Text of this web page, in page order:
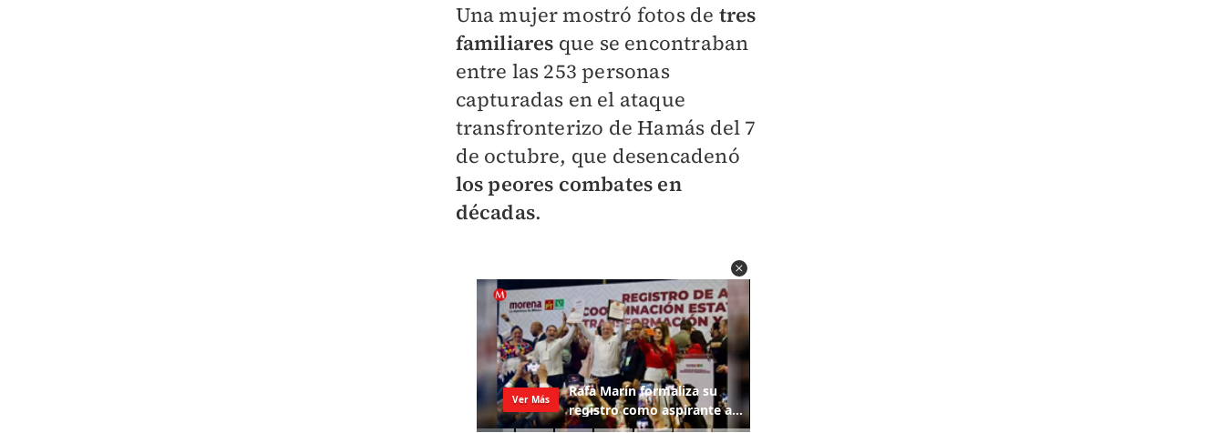
Una mujer mostró fotos de tres
familiares que se encontraban
entre las 253 personas
capturadas en el ataque
transfronterizo de Hamás del 7
de octubre, que desencadenó
los peores combates en
décadas.